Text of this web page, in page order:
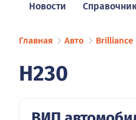
Новости
Главная Авто Brilliance
H230